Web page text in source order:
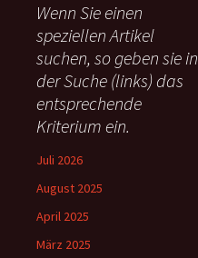
n
n
a
c
:
Wenn Sie einen
speziellen Artikel
suchen, so geben sie in
der Suche (links) das
entsprechende
Kriterium ein.
Juli 2026
August 2025
April 2025
März 2025